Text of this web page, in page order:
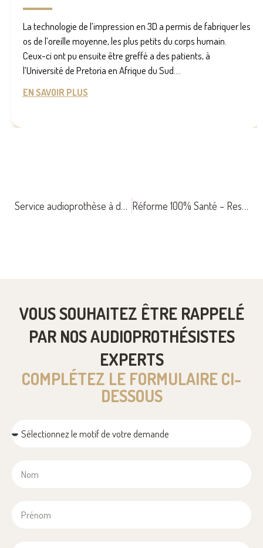
La technologie de l’impression en 3D a permis de fabriquer les
os de l’oreille moyenne, les plus petits du corps humain.
Ceux-ci ont pu ensuite être greffé a des patients, à
l’Université de Pretoria en Afrique du Sud....
EN SAVOIR PLUS
Service audioprothèse à domicile Réforme 100% Santé – Reste à Charge Zéro Euro
VOUS SOUHAITEZ ÊTRE RAPPELÉ
PAR NOS AUDIOPROTHÉSISTES
EXPERTS
COMPLÉTEZ LE FORMULAIRE CI-
DESSOUS